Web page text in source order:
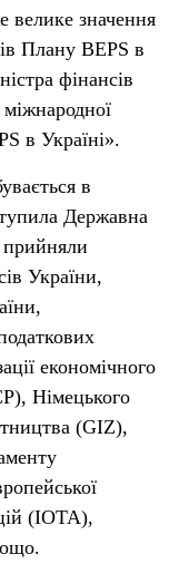
велике значення
Плану BEPS в
фінансів
в Україні».
в
Державна
прийняли
України,
економічного
Німецького
(GIZ),
(IOTA),